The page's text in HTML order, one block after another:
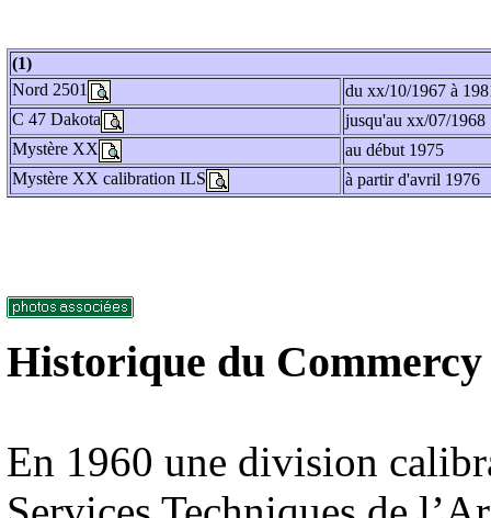
(1)
Nord 2501
du xx/10/1967 à
C 47 Dakota
jusqu'au xx/07/1968
Mystère XX
au début 1975
Mystère XX calibration ILS
à partir d'avril 1976
Historique du
En 1960 une division